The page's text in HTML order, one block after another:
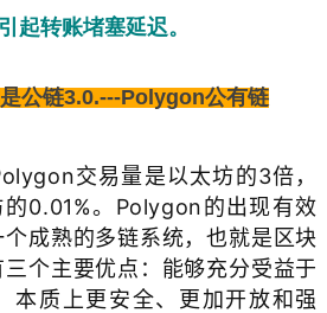
起转账堵塞延迟。
公链3.0.---Polygon公有链
交易量是以太坊的3倍，
0.01%。 Polygon的出现有效
成熟的多链系统，也就是区块
个主要优点：能够充分受益于
本质上更安全、更加开放和强